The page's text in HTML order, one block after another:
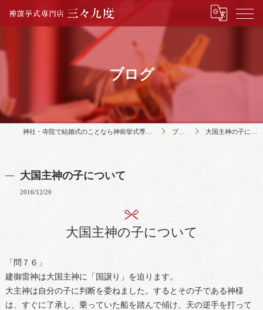
ブログ
神社・寺院で結婚式のことなら神前挙式専門店三々九度 ブログ 大国主神の子について
大国主神の子について
2016/12/20
大国主神の子について
「問７６」
建御雷神は大国主神に「国譲り」を迫ります。
大主神は自分の子に判断を委ねました。するとその子である神様
は、すぐに了承し、乗っていた船を踏んで傾け、天の逆手を打って